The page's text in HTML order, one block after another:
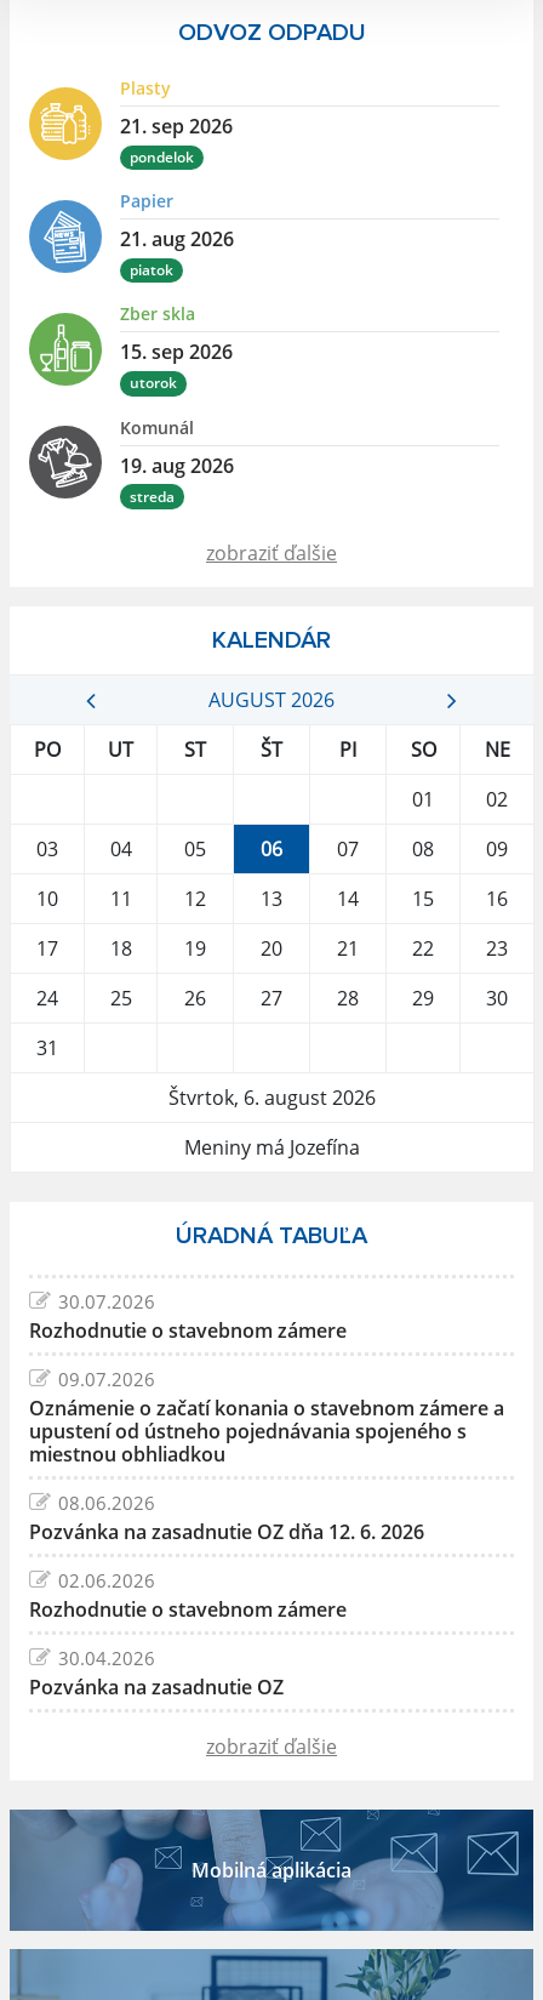
ODVOZ ODPADU
Plasty
21. sep 2026
pondelok
Papier
21. aug 2026
piatok
Zber skla
15. sep 2026
utorok
Komunál
19. aug 2026
streda
zobraziť ďalšie
KALENDÁR
AUGUST 2026
PO
UT ST ŠT PI SO
NE
01
02
03
04 05 06 07 08
09
10
11 12 13 14 15
16
17
18 19 20 21 22
23
24
25 26 27 28 29
30
31
Štvrtok, 6. august 2026
Meniny má Jozefína
ÚRADNÁ TABUĽA
30.07.2026
Rozhodnutie o stavebnom zámere
09.07.2026
Oznámenie o začatí konania o stavebnom zámere a
upustení od ústneho pojednávania spojeného s
miestnou obhliadkou
08.06.2026
Pozvánka na zasadnutie OZ dňa 12. 6. 2026
02.06.2026
Rozhodnutie o stavebnom zámere
30.04.2026
Pozvánka na zasadnutie OZ
zobraziť ďalšie
Mobilná aplikácia